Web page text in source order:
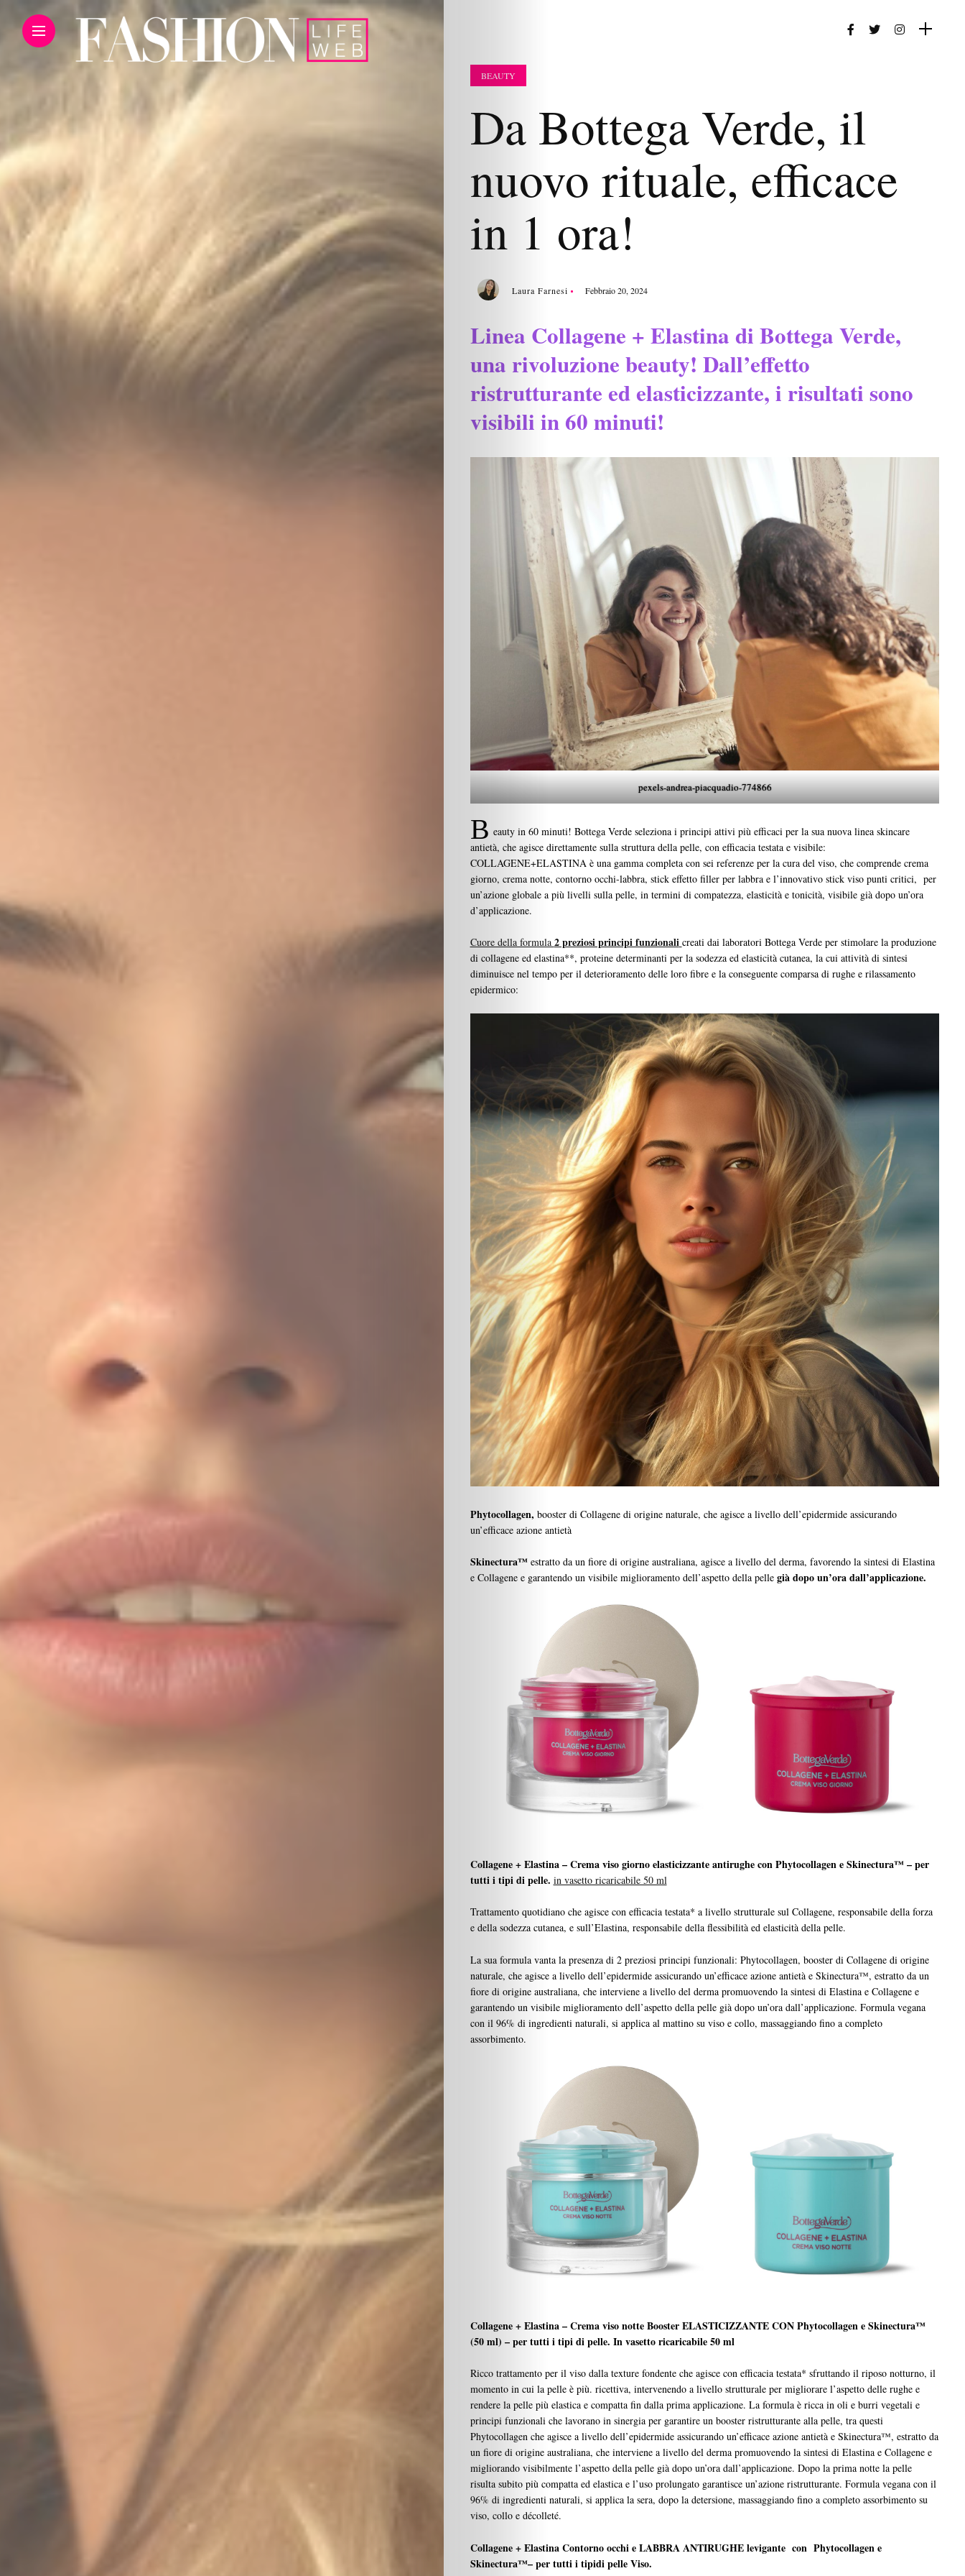
Beauty
Lifestyle
Fashion
Travel
People
Design
Siamo
Partner
BEAUTY
Da Bottega Verde, il
nuovo rituale, efficace
in 1 ora!
Laura Farnesi Febbraio 20, 2024
Linea Collagene + Elastina di Bottega Verde,
una rivoluzione beauty! Dall’effetto
ristrutturante ed elasticizzante, i risultati sono
visibili in 60 minuti!
pexels-andrea-piacquadio-774866
B eauty in 60 minuti! Bottega Verde seleziona i principi attivi più efficaci per la sua nuova linea skincare
antietà, che agisce direttamente sulla struttura della pelle, con efficacia testata e visibile:
COLLAGENE+ELASTINA è una gamma completa con sei referenze per la cura del viso, che comprende crema
giorno, crema notte, contorno occhi-labbra, stick effetto filler per labbra e l’innovativo stick viso punti critici, per
un’azione globale a più livelli sulla pelle, in termini di compatezza, elasticità e tonicità, visibile già dopo un’ora
d’applicazione.
Cuore della formula 2 preziosi principi funzionali creati dai laboratori Bottega Verde per stimolare la produzione
di collagene ed elastina**, proteine determinanti per la sodezza ed elasticità cutanea, la cui attività di sintesi
diminuisce nel tempo per il deterioramento delle loro fibre e la conseguente comparsa di rughe e rilassamento
epidermico:
Phytocollagen, booster di Collagene di origine naturale, che agisce a livello dell’epidermide assicurando
un’efficace azione antietà
Skinectura™estratto da un fiore di origine australiana, agisce a livello del derma, favorendo la sintesi di Elastina
e Collagene e garantendo un visibile miglioramento dell’aspetto della pelle già dopo un’ora dall’applicazione.
Collagene + Elastina – Crema viso giorno elasticizzante antirughe con Phytocollagen e Skinectura™ – per
tutti i tipi di pelle. in vasetto ricaricabile 50 ml
Trattamento quotidiano che agisce con efficacia testata* a livello strutturale sul Collagene, responsabile della forza
e della sodezza cutanea, e sull’Elastina, responsabile della flessibilità ed elasticità della pelle.
La sua formula vanta la presenza di 2 preziosi principi funzionali: Phytocollagen, booster di Collagene di origine
naturale, che agisce a livello dell’epidermide assicurando un’efficace azione antietà e Skinectura™, estratto da un
fiore di origine australiana, che interviene a livello del derma promuovendo la sintesi di Elastina e Collagene e
garantendo un visibile miglioramento dell’aspetto della pelle già dopo un’ora dall’applicazione. Formula vegana
con il 96% di ingredienti naturali, si applica al mattino su viso e collo, massaggiando fino a completo
assorbimento.
Collagene + Elastina – Crema viso notte Booster ELASTICIZZANTE CON Phytocollagen e Skinectura™
(50 ml) – per tutti i tipi di pelle. In vasetto ricaricabile 50 ml
Ricco trattamento per il viso dalla texture fondente che agisce con efficacia testata* sfruttando il riposo notturno, il
momento in cui la pelle è più. ricettiva, intervenendo a livello strutturale per migliorare l’aspetto delle rughe e
rendere la pelle più elastica e compatta fin dalla prima applicazione. La formula è ricca in oli e burri vegetali e
principi funzionali che lavorano in sinergia per garantire un booster ristrutturante alla pelle, tra questi
Phytocollagen che agisce a livello dell’epidermide assicurando un’efficace azione antietà e Skinectura™, estratto da
un fiore di origine australiana, che interviene a livello del derma promuovendo la sintesi di Elastina e Collagene e
migliorando visibilmente l’aspetto della pelle già dopo un’ora dall’applicazione. Dopo la prima notte la pelle
risulta subito più compatta ed elastica e l’uso prolungato garantisce un’azione ristrutturante. Formula vegana con il
96% di ingredienti naturali, si applica la sera, dopo la detersione, massaggiando fino a completo assorbimento su
viso, collo e décolleté.
Collagene + Elastina Contorno occhi e LABBRA ANTIRUGHE levigante con Phytocollagen e
Skinectura™– per tutti i tipidi pelle Viso.